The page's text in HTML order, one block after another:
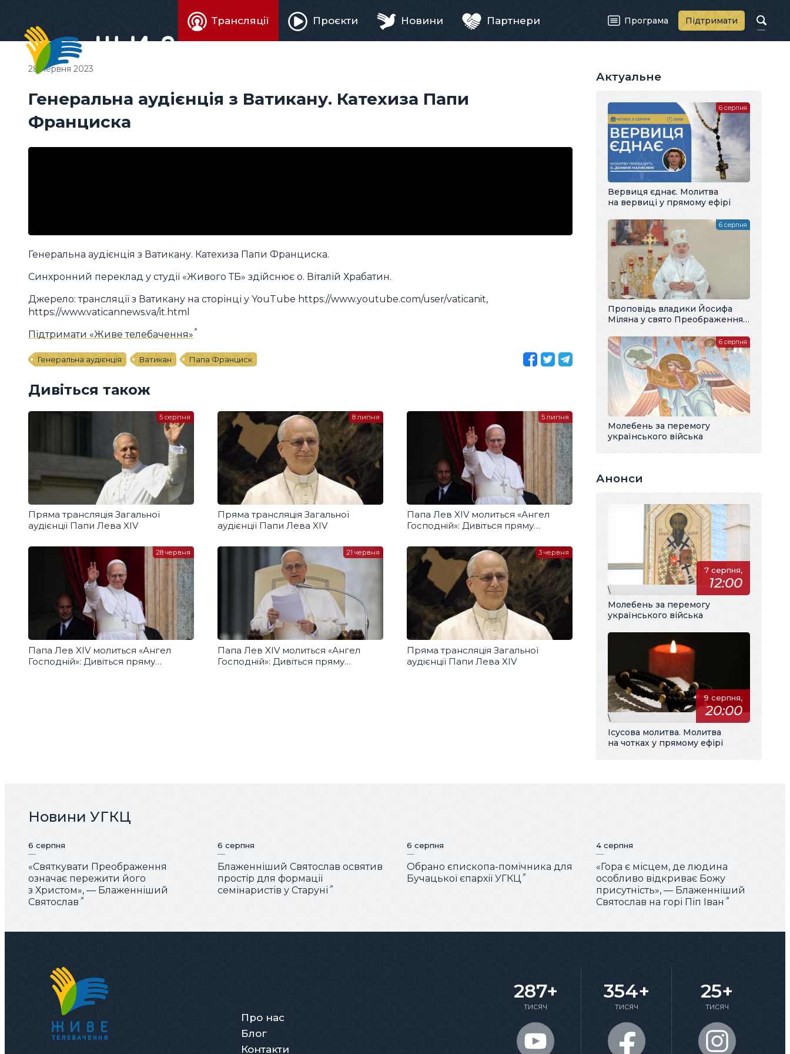
Живе
телебачення
Трансляції Проєкти Новини Партнери Програма Підтримати
Генеральна аудієнція з Ватикану. Катехиза Папи
Франциска
28 червня 2023
Генеральна аудієнція з Ватикану. Катехиза Папи Франциска.
Синхронний переклад у студії «Живого ТБ» здійснює о. Віталій Храбатин.
Джерело: трансляції з Ватикану на сторінці у YouTube https://www.youtube.com/user/vaticanit,
https://www.vaticannews.va/it.html
Підтримати «Живе телебачення»
Генеральна аудієнція Ватикан Папа Франциск
Дивіться також
Пряма трансляція Загальної
аудієнції Папи Лева XIV
5 серпня
Пряма трансляція Загальної
аудієнції Папи Лева XIV
8 липня
Папа Лев XIV молиться «Ангел
Господній»: Дивіться пряму
перекладом
5 липня
Папа Лев XIV молиться «Ангел
Господній»: Дивіться пряму
28 червня
Папа Лев XIV молиться «Ангел
Господній»: Дивіться пряму
21 червня
Пряма трансляція Загальної
аудієнції Папи Лева XIV
3 червня
Актуальне
Вервиця єднає. Молитва
на вервиці у прямому ефірі
6 серпня
Проповідь владики Йосифа
Міляна у свято Преображення
6 серпня
Молебень за перемогу
українського війська
6 серпня
Анонси
7 серпня,
12:00
\
Молебень за перемогу
українського війська
9 серпня,
20:00
\
Ісусова молитва. Молитва
на чотках у прямому ефірі
Новини УГКЦ
6 серпня
«Святкувати Преображення
означає пережити його
з Христом», — Блаженніший
Святослав
6 серпня
Блаженніший Святослав освятив
простір для формації
семінаристів у Старуні
6 серпня
Обрано єпископа-помічника для
Бучацької єпархії УГКЦ
4 серпня
«Гора є місцем, де людина
особливо відкриває Божу
присутність», — Блаженніший
Святослав на горі Піп Іван
Про нас
Блог
Контакти
287+
тисяч
354+
тисяч
25+
тисяч